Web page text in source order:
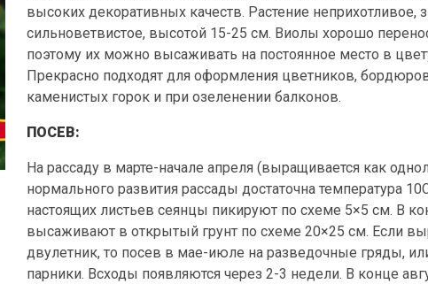
высоких декоративных качеств. Растение неприхотливое,
сильноветвистое, высотой 15-25 см. Виолы хорошо
поэтому их можно высаживать на постоянное место в
Прекрасно подходят для оформления цветников,
каменистых горок и при озеленении балконов.
ПОСЕВ:
На рассаду в марте-начале апреля (выращивается как
нормального развития рассады достаточна температура
настоящих листьев сеянцы пикируют по схеме 5×5 см. В
высаживают в открытый грунт по схеме 20×25 см. Если
двулетник, то посев в мае-июле на разведочные гряды,
парники. Всходы появляются через 2-3 недели. В конце